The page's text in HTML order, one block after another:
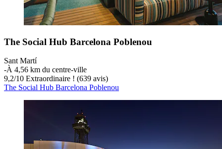
The Social Hub Barcelona Poblenou
Sant Martí
‐À 4,56 km du centre-ville
9,2/10 Extraordinaire ! (639 avis)
The Social Hub Barcelona Poblenou